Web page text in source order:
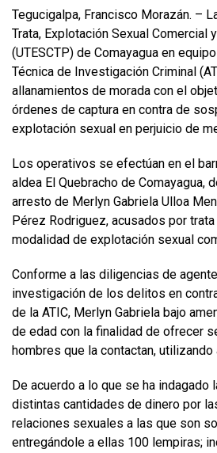
Tegucigalpa, Francisco Morazán. –
Trata, Explotación Sexual Comercial
(UTESCTP) de Comayagua en
Técnica de Investigación Criminal
allanamientos de morada con el
órdenes de captura en contra de
explotación sexual en perjuicio de
Los operativos se efectúan en el
aldea El Quebracho de Comayagua,
arresto de Merlyn Gabriela Ulloa
Pérez Rodriguez, acusados por
modalidad de explotación sexual
Conforme a las diligencias de
investigación de los delitos en
de la ATIC, Merlyn Gabriela bajo
de edad con la finalidad de ofrecer
hombres que la contactan,
De acuerdo a lo que se ha indagado
distintas cantidades de dinero por
relaciones sexuales a las que son
entregándole a ellas 100 lempiras;